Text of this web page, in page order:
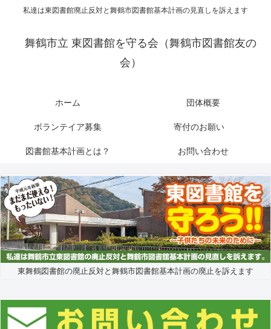
私達は東図書館廃止反対と舞鶴市図書館基本計画の見直しを訴えます
舞鶴市立 東図書館を守る会（舞鶴市図書館友の
会）
ホーム 団体概要
ボランテイア募集 寄付のお願い
図書館基本計画とは？ お問い合わせ
東舞鶴図書館の廃止反対と舞鶴市図書館基本計画の廃止を訴えます